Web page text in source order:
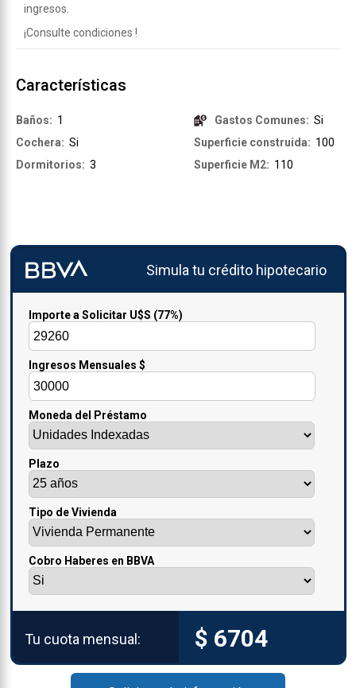
ingresos.
¡Consulte condiciones !
Características
Baños: 1
Cochera: Si
Dormitorios: 3
Gastos Comunes: Si
Superficie construida: 100
Superficie M2: 110
Simula tu crédito hipotecario
Importe a Solicitar U$S (77%)
Ingresos Mensuales $
Moneda del Préstamo
Plazo
Tipo de Vivienda
Cobro Haberes en BBVA
$ 6704
Tu cuota mensual: